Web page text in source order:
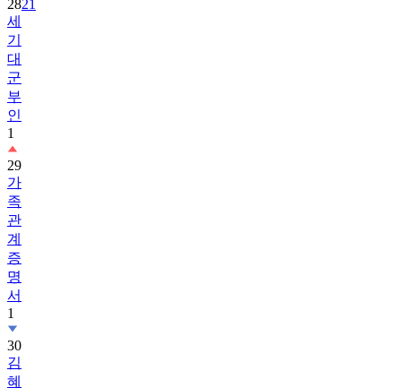
2821
세
기
대
군
부
인
1
29
가
족
관
계
증
명
서
1
30
김
혜